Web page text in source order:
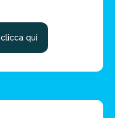
qui